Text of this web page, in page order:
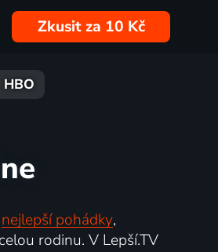
Zkusit za 10 Kč
HBO
nejlepší pohádky,
rodinu. V Lepší.TV